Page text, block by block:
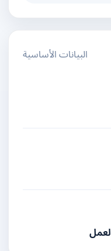
البيانات الأساسية